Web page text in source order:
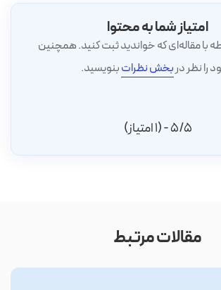
امتیاز شما به محتوا
با مقاله‌ای که خواندید ثبت کنید. همچنین
را نظر دربخش نظراتبنویسید.
5/5 - (1 امتیاز)
مقالات مرتبط